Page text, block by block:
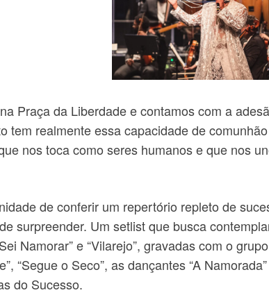
Praça da Liberdade e contamos com a
tem realmente essa capacidade de
nos toca como seres humanos e que nos
de conferir um repertório repleto de
surpreender. Um setlistque busca
Namorar” e “Vilarejo”, gravadas com o
“Segue o Seco”, as dançantes “A
do Sucesso.